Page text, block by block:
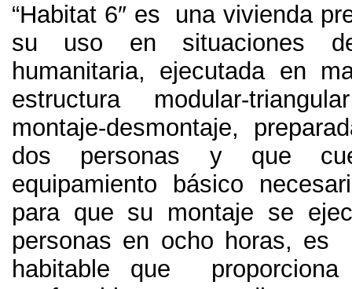
“Habitat 6″ es una vivienda
su uso en situaciones
humanitaria, ejecutada en
estructura modular-
montaje-desmontaje,
dos personas y que
equipamiento básico
para que su montaje se
personas en ocho horas, es
habitable que